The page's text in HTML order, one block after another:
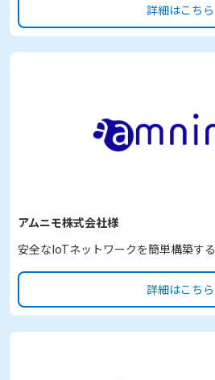
詳細はこちら
アムニモ株式会社様
安全なIoTネットワークを簡単構築する
詳細はこちら